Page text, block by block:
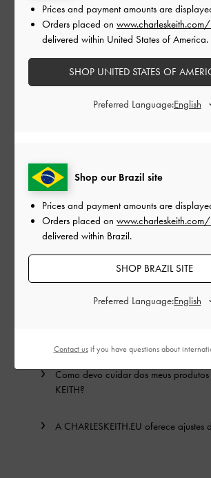
Se comprar um produto CHARLES &
revendedor não autorizado, poderá estar
artigo de contrafação, que pode ser
anunciado e lhe foi entregue. Como
desfrutará dos altos padrões de qualidade
contrafação não passam pelos nossos
Fornecem serviços de reparação?
Como encontro os tamanhos e o
adequados?
Com que frequência o site é
produtos?
Como devo cuidar dos meus produtos
KEITH?
A CHARLESKEITH.EU oferece ajustes
Shop our Brazil site
Prices and payment amounts are
Orders placed on
delivered within Brazil.
SHOP BRAZIL SITE
Preferred Language:
Prices and payment amounts are
Orders placed on
delivered within United States of America.
SHOP UNITED STATES OF
Preferred Language:
Contact usif you have questions about